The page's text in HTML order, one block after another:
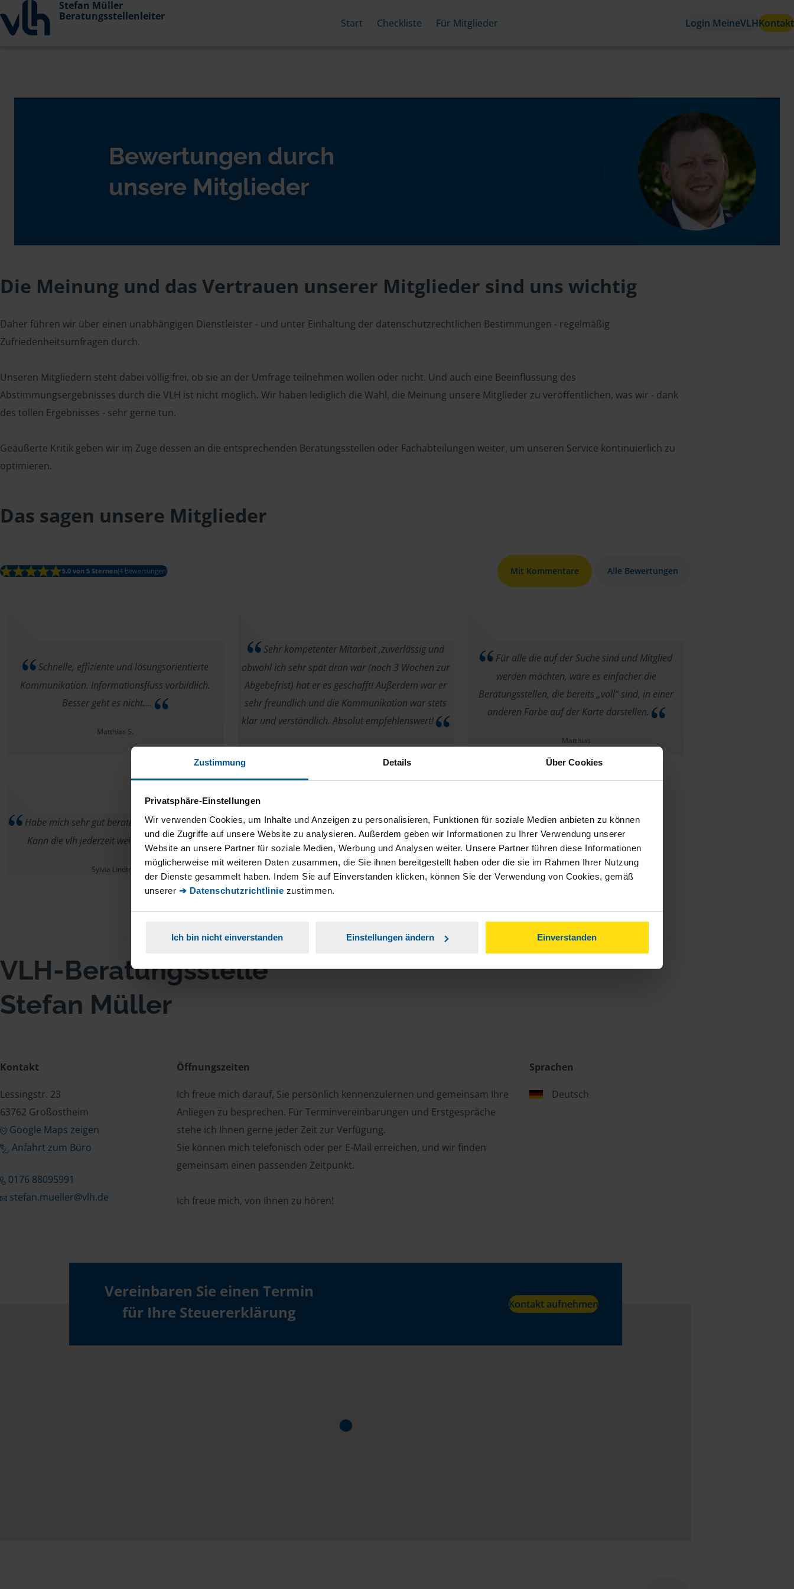
Zustimmung Details Über Cookies
Privatsphäre-Einstellungen
Wir verwenden Cookies, um Inhalte und Anzeigen zu personalisieren, Funktionen für soziale Medien anbieten zu können
und die Zugriffe auf unsere Website zu analysieren. Außerdem geben wir Informationen zu Ihrer Verwendung unserer
Website an unsere Partner für soziale Medien, Werbung und Analysen weiter. Unsere Partner führen diese Informationen
möglicherweise mit weiteren Daten zusammen, die Sie ihnen bereitgestellt haben oder die sie im Rahmen Ihrer Nutzung
der Dienste gesammelt haben. Indem Sie auf Einverstanden klicken, können Sie der Verwendung von Cookies, gemäß
unserer ➔ Datenschutzrichtlinie zustimmen.
Ich bin nicht einverstanden Einstellungen ändern Einverstanden
Stefan Müller
Beratungsstellenleiter
Start Checkliste Für Mitglieder Login MeineVLHKontakt
Bewertungen durch
unsere Mitglieder
Die Meinung und das Vertrauen unserer Mitglieder sind uns wichtig
Daher führen wir über einen unabhängigen Dienstleister - und unter Einhaltung der datenschutzrechtlichen Bestimmungen - regelmäßig
Zufriedenheitsumfragen durch.
Unseren Mitgliedern steht dabei völlig frei, ob sie an der Umfrage teilnehmen wollen oder nicht. Und auch eine Beeinflussung des
Abstimmungsergebnisses durch die VLH ist nicht möglich. Wir haben lediglich die Wahl, die Meinung unsere Mitglieder zu veröffentlichen, was wir - dank
des tollen Ergebnisses - sehr gerne tun.
Geäußerte Kritik geben wir im Zuge dessen an die entsprechenden Beratungsstellen oder Fachabteilungen weiter, um unseren Service kontinuierlich zu
optimieren.
Das sagen unsere Mitglieder
5.0 von 5 Sternen(4 Bewertungen) Mit Kommentare Alle Bewertungen
Schnelle, effiziente und lösungsorientierte
Kommunikation. Informationsfluss vorbildlich.
Besser geht es nicht….
Matthias S.
Sehr kompetenter Mitarbeit ,zuverlässig und
obwohl ich sehr spät dran war (noch 3 Wochen zur
Abgebefrist) hat er es geschafft! Außerdem war er
sehr freundlich und die Kommunikation war stets
klar und verständlich. Absolut empfehlenswert!
anonymes VLH-Mitglied
Für alle die auf der Suche sind und Mitglied
werden möchten, wäre es einfacher die
Beratungsstellen, die bereits „voll“ sind, in einer
anderen Farbe auf der Karte darstellen.
Matthias
Habe mich sehr gut beraten und betreut gefühlt.
Kann die vlh jederzeit weiterempfehlen.
Sylvia Lindtner
VLH-Beratungsstelle
Stefan Müller
Kontakt
Lessingstr. 23
63762 Großostheim
Google Maps zeigen
Anfahrt zum Büro
0176 88095991
stefan.mueller@vlh.de
Öffnungszeiten
Ich freue mich darauf, Sie persönlich kennenzulernen und gemeinsam Ihre
Anliegen zu besprechen. Für Terminvereinbarungen und Erstgespräche
stehe ich Ihnen gerne jeder Zeit zur Verfügung.
Sie können mich telefonisch oder per E-Mail erreichen, und wir finden
gemeinsam einen passenden Zeitpunkt.
Ich freue mich, von Ihnen zu hören!
Sprachen
Deutsch
Vereinbaren Sie einen Termin
für Ihre Steuererklärung
Kontakt aufnehmen